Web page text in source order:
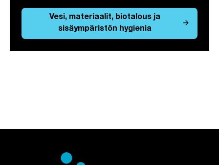
Vesi, materiaalit, biotalous ja
sisäympäristön hygienia
arrow_forward